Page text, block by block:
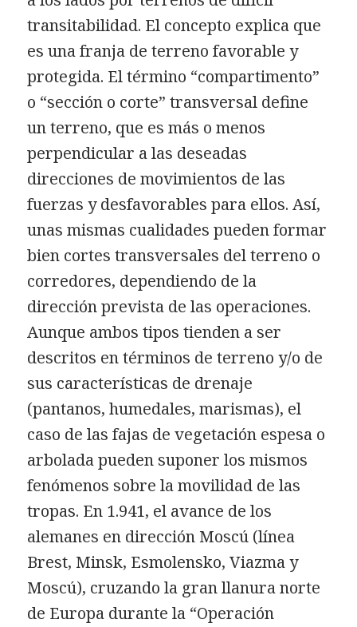
transitabilidad. El concepto explica que
es una franja de terreno favorable y
protegida. El término “compartimento”
o “sección o corte” transversal define
un terreno, que es más o menos
perpendicular a las deseadas
direcciones de movimientos de las
fuerzas y desfavorables para ellos. Así,
unas mismas cualidades pueden formar
bien cortes transversales del terreno o
corredores, dependiendo de la
dirección prevista de las operaciones.
Aunque ambos tipos tienden a ser
descritos en términos de terreno y/o de
sus características de drenaje
(pantanos, humedales, marismas), el
caso de las fajas de vegetación espesa o
arbolada pueden suponer los mismos
fenómenos sobre la movilidad de las
tropas. En 1.941, el avance de los
alemanes en dirección Moscú (línea
Brest, Minsk, Esmolensko, Viazma y
Moscú), cruzando la gran llanura norte
de Europa durante la “Operación